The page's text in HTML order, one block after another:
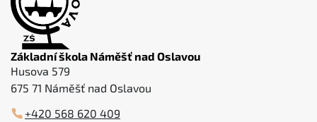
Základní škola Náměšť nad Oslavou
Husova 579
675 71 Náměšť nad Oslavou
+420 568 620 409